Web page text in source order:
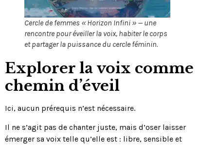
Cercle de femmes « Horizon Infini » — une
rencontre pour éveiller la voix, habiter le corps
et partager la puissance du cercle féminin.
Explorer la voix comme
chemin d’éveil
Ici, aucun prérequis n’est nécessaire.
Il ne s’agit pas de chanter juste, mais d’oser laisser
émerger sa voix telle qu’elle est : libre, sensible et